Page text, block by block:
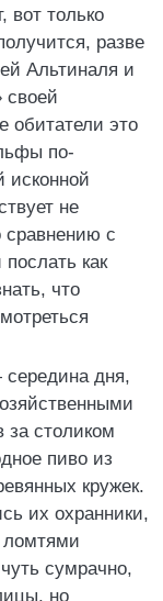
вот только
разве
Альтиналя и
своей
обитатели это
по-
исконной
не
сравнению с
как
что
дня,
за столиком
пиво из
кружек.
их охранники,
сумрачно,
но